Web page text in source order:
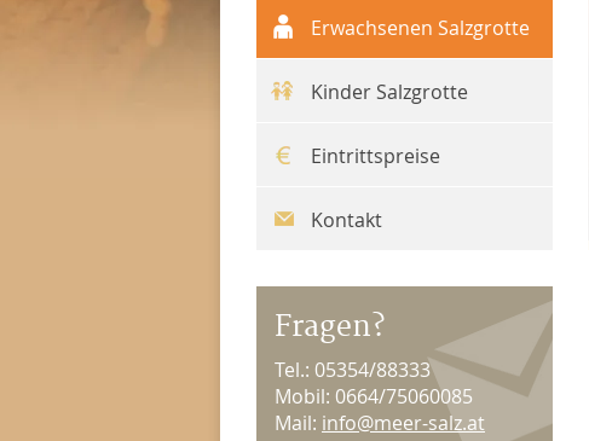
Erwachsenen Salzgrotte
Kinder Salzgrotte
Eintrittspreise
Kontakt
Fragen?
Tel.: 05354/88333
Mobil: 0664/75060085
Mail: info@meer-salz.at